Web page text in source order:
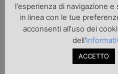
l'esperienza di navigazione
in linea con le tue
acconsenti all'uso dei
dell'
ACCETTO